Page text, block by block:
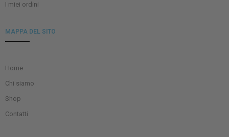
I miei ordini
MAPPA DEL SITO
Home
Chi siamo
Shop
Contatti